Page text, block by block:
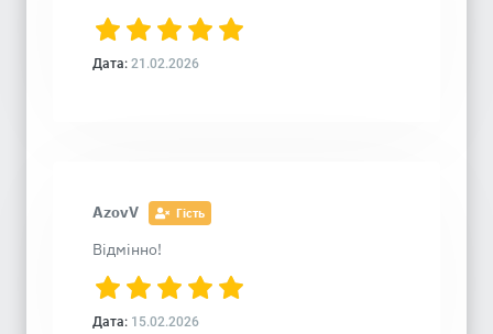
Дата: 21.02.2026
AzovV Гість
Відмінно!
Дата: 15.02.2026